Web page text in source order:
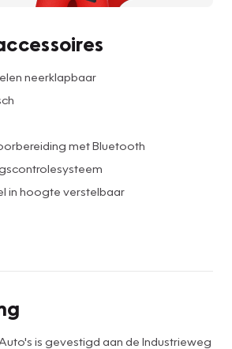
neerklapbaar
met Bluetooth
in hoogte verstelbaar
is gevestigd aan de Industrieweg